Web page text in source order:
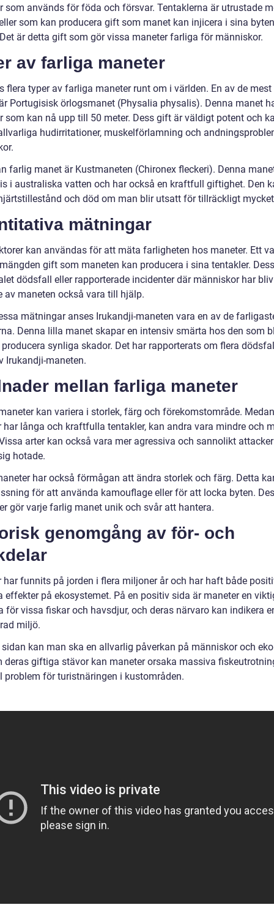
som används för föda och försvar. Tentaklerna är utrustade
som kan producera gift som manet kan injicera i sina
är detta gift som gör vissa maneter farliga för människor.
av farliga maneter
flera typer av farliga maneter runt om i världen. En av de
Portugisisk örlogsmanet (Physalia physalis). Denna manet
som kan nå upp till 50 meter. Dess gift är väldigt potent och
hudirritationer, muskelförlamning och
farlig manet är Kustmaneten (Chironex fleckeri). Denna
i australiska vatten och har också en kraftfull giftighet. Den
och död om man blir utsatt för tillräckligt
mätningar
kan användas för att mäta farligheten hos maneter. Ett
gift som maneten kan producera i sina tentakler.
dödsfall eller rapporterade incidenter där människor har
av maneten också vara till hjälp.
mätningar anses Irukandji-maneten vara en av de
Denna lilla manet skapar en intensiv smärta hos den som
synliga skador. Det har rapporterats om flera
Irukandji-maneten.
mellan farliga maneter
kan variera i storlek, färg och förekomstområde.
har långa och kraftfulla tentakler, kan andra vara mindre och
arter kan också vara mer agressiva och sannolikt
hotade.
har också förmågan att ändra storlek och färg. Detta
för att använda kamouflage eller för att locka byten.
gör varje farlig manet unik och svår att hantera.
genomgång av för- och
har funnits på jorden i flera miljoner år och har haft både
effekter på ekosystemet. På en positiv sida är maneter en
för vissa fiskar och havsdjur, och deras närvaro kan indikera
miljö.
kan man ska en allvarlig påverkan på människor och
deras giftiga stävor kan maneter orsaka massiva
problem för turistnäringen i kustområden.